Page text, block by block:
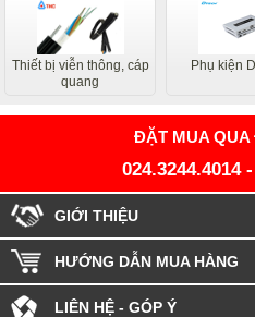
Thiết bị viễn thông, cáp
quang
Phụ kiện
ĐẶT MUA QUA
024.3244.4014-
GIỚI THIỆU
HƯỚNG DẪN MUA HÀNG
LIÊN HỆ - GÓP Ý